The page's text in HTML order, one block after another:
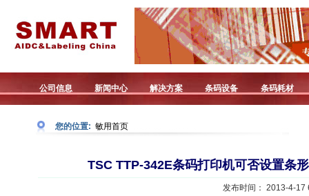
公司信息 新闻中心 解决方案 条码设备 条码耗材
您的位置: 敏用首页
TSC TTP-342E条码打印机可否设置条
发布时间： 2013-4-17